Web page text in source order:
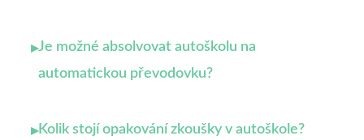
▸Je možné absolvovat autoškolu na
automatickou převodovku?
▸Kolik stojí opakování zkoušky v autoškole?